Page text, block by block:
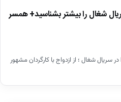
شغال را بیشتر بشناسید+ همسر
سریال شغال ؛ از ازدواج با کارگردان مشهور